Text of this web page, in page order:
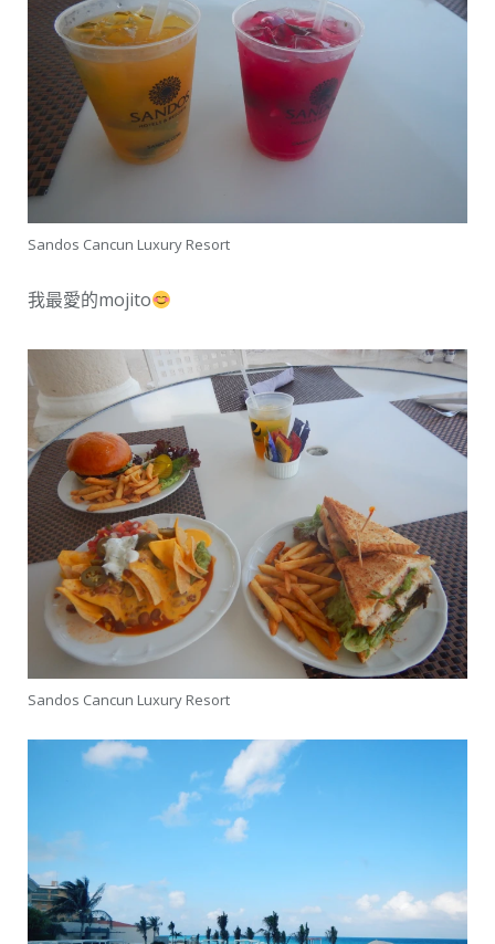
Sandos Cancun Luxury Resort
我最愛的mojito
Sandos Cancun Luxury Resort